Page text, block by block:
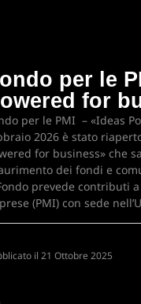
per le
for
per le PMI – «Ideas
2026 è stato
for business» che
dei fondi e
prevede contributi
(PMI) con sede
il 21 Ottobre 2025